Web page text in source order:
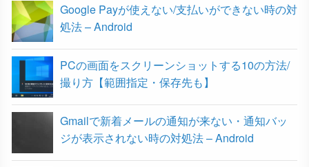
Google Payが使えない/支払いができない時の対
処法 – Android
PCの画面をスクリーンショットする10の方法/
撮り方【範囲指定・保存先も】
Gmailで新着メールの通知が来ない・通知バッ
ジが表示されない時の対処法 – Android